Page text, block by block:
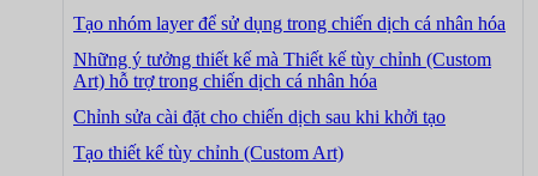
Tạo nhóm layer để sử dụng trong chiến dịch cá nhân hóa
Những ý tưởng thiết kế mà Thiết kế tùy chỉnh (Custom
Art) hỗ trợ trong chiến dịch cá nhân hóa
Chỉnh sửa cài đặt cho chiến dịch sau khi khởi tạo
Tạo thiết kế tùy chỉnh (Custom Art)